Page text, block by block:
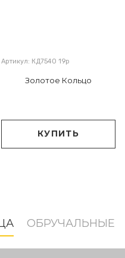
Артикул: КД7540 19р
Золотое Кольцо
КУПИТЬ
ОБРУЧАЛЬНЫЕ